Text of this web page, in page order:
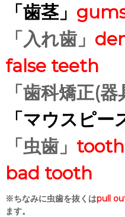
「歯茎」
「入れ歯」
false teeth
「歯科矯正(器
「マウスピー
「虫歯」
bad tooth
※ちなみに虫歯を抜くはpull
ます。